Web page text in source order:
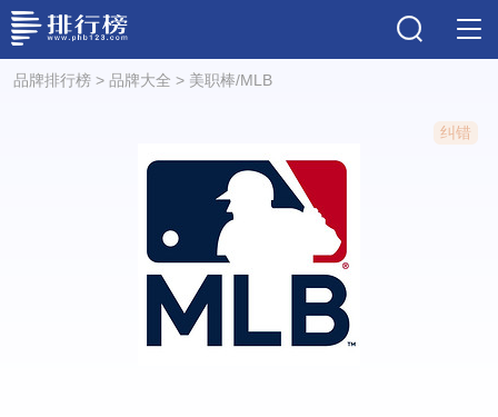
品牌排行榜> 品牌大全 > 美职棒/MLB
纠错